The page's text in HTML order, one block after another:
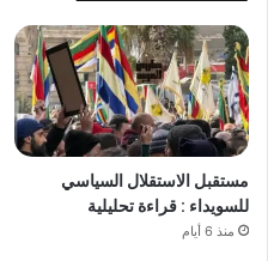
مستقبل الاستقلال السياسي
للسويداء : قراءة تحليلية
منذ 6 أيام